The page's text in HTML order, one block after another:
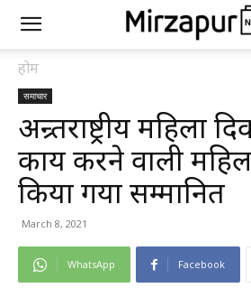
होम
समाचार
अन्र्तराष्ट्रीय महिला
कार्य करने वाली
किया गया सम्मानित
March 8, 2021
WhatsApp Facebook